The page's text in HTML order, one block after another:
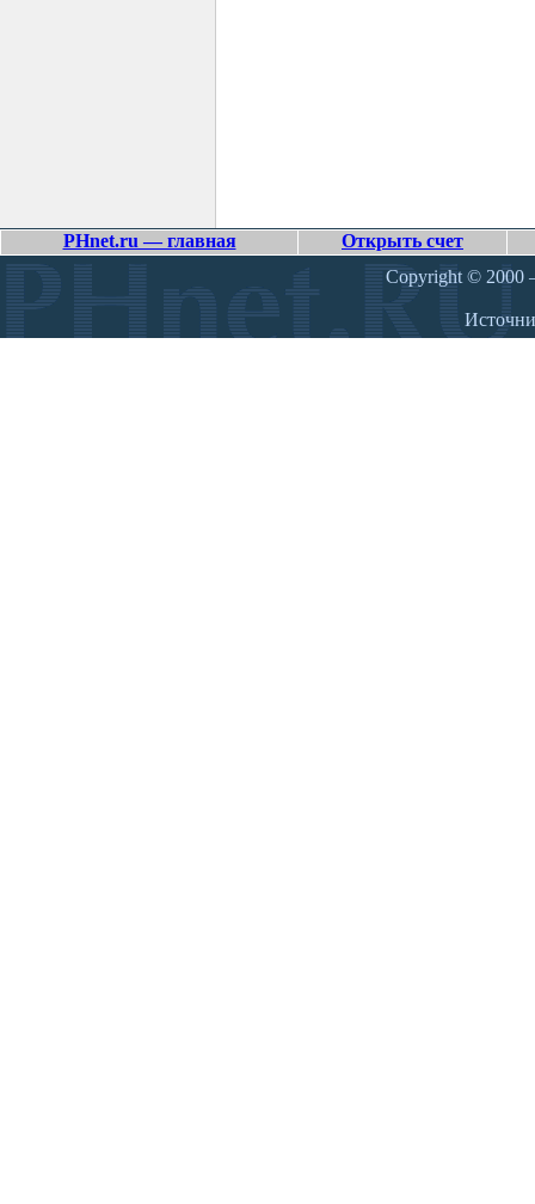
PHnet.ru — главная
Открыть счет
Copyright © 2000